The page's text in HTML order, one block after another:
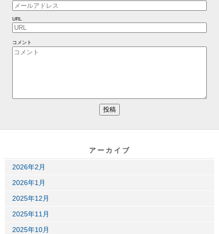
URL
コメント
アーカイブ
2026年2月
2026年1月
2025年12月
2025年11月
2025年10月